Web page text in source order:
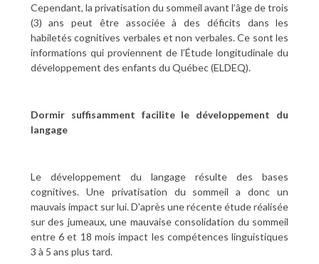
Cependant, la privatisation du sommeil avant l’âge de trois
(3) ans peut être associée à des déficits dans les
habiletés cognitives verbales et non verbales. Ce sont les
informations qui proviennent de l’Étude longitudinale du
développement des enfants du Québec (ELDEQ).
Dormir suffisamment facilite le développement du
langage
Le développement du langage résulte des bases
cognitives. Une privatisation du sommeil a donc un
mauvais impact sur lui. D’après une récente étude réalisée
sur des jumeaux, une mauvaise consolidation du sommeil
entre 6 et 18 mois impact les compétences linguistiques
3 à 5 ans plus tard.